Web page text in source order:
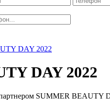
DAY 2022
DAY 2022
SUMMER BEAUTY